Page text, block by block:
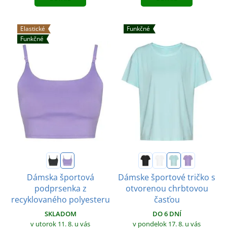
Elastické
Funkčné
Dámska športová
podprsenka z
recyklovaného polyesteru
SKLADOM
v utorok 11. 8. u vás
Funkčné
Dámske športové tričko s
otvorenou chrbtovou
časťou
DO 6 DNÍ
v pondelok 17. 8. u vás